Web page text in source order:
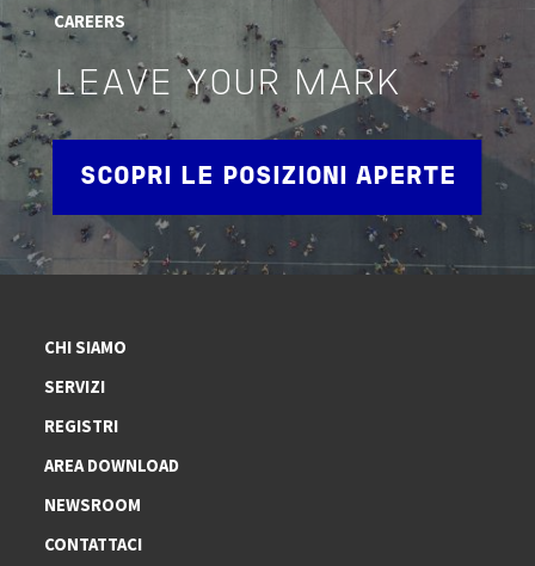
CAREERS
LEAVE YOUR MARK
SCOPRI LE POSIZIONI APERTE
CHI SIAMO
SERVIZI
REGISTRI
AREA DOWNLOAD
NEWSROOM
CONTATTACI